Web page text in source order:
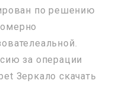
по решению
за операции
Зеркало скачать